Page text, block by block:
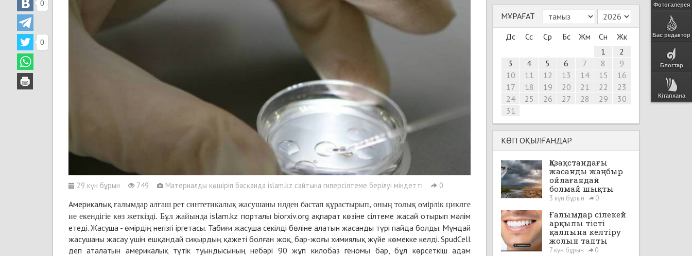
Фотогалерея
Бас редактор
Блогтар
Кітапхана
29 күн бұрын 749 Материалды көшіріп басқанда islam.kz сайтына гиперсілтеме берілуі міндетті 0
0
0
Америкалық ғалымдар алғаш рет синтетикалық жасушаны нлден бастап құрастырып, оның толық өмірлік циклге
ие екендігіе көз жеткізді. Бұл жайындаislam.kz порталы biorxiv.org ақпарат көзіне сілтеме жасай отырып мәлім
етеді. Жасуша - өмірдің негізгі іргетасы. Табиғи жасуша секілді бөліне алатын жасанды түрі пайда болды. Мұндай
жасушаны жасау үшін ешқандай сиқырдың қажеті болған жоқ, бар-жоғы химиялық жүйе көмекке келді. SpudCell
деп аталатын америкалық түтік туындысының небәрі 90 жұп килобаз геномы бар, бұл көрсеткіш адам
МҰРАҒАТ
Дс
Сс Ср Бс Жм Сн
Жк
1
2
3
4 5 6 7 8
9
10
11 12 13 14 15
16
17
18 19 20 21 22
23
24
25 26 27 28 29
30
31
КӨП ОҚЫЛҒАНДАР
Қазақстандағы
жасанды жаңбыр
ойлағандай
болмай шықты
3 күн бұрын 0
Ғалымдар сілекей
арқылы тісті
қалпына келтіру
жолын тапты
7 күн бұрын 0